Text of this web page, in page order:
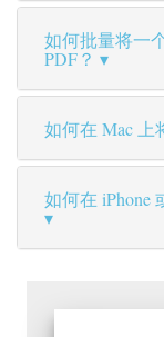
如何批量将一
PDF？
如何在 Mac 上
如何在 iPhone